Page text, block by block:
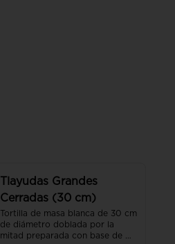
Tlayudas Grandes
Cerradas (30 cm)
Tortilla de masa blanca de 30 cm
de diámetro doblada por la
mitad preparada con base de